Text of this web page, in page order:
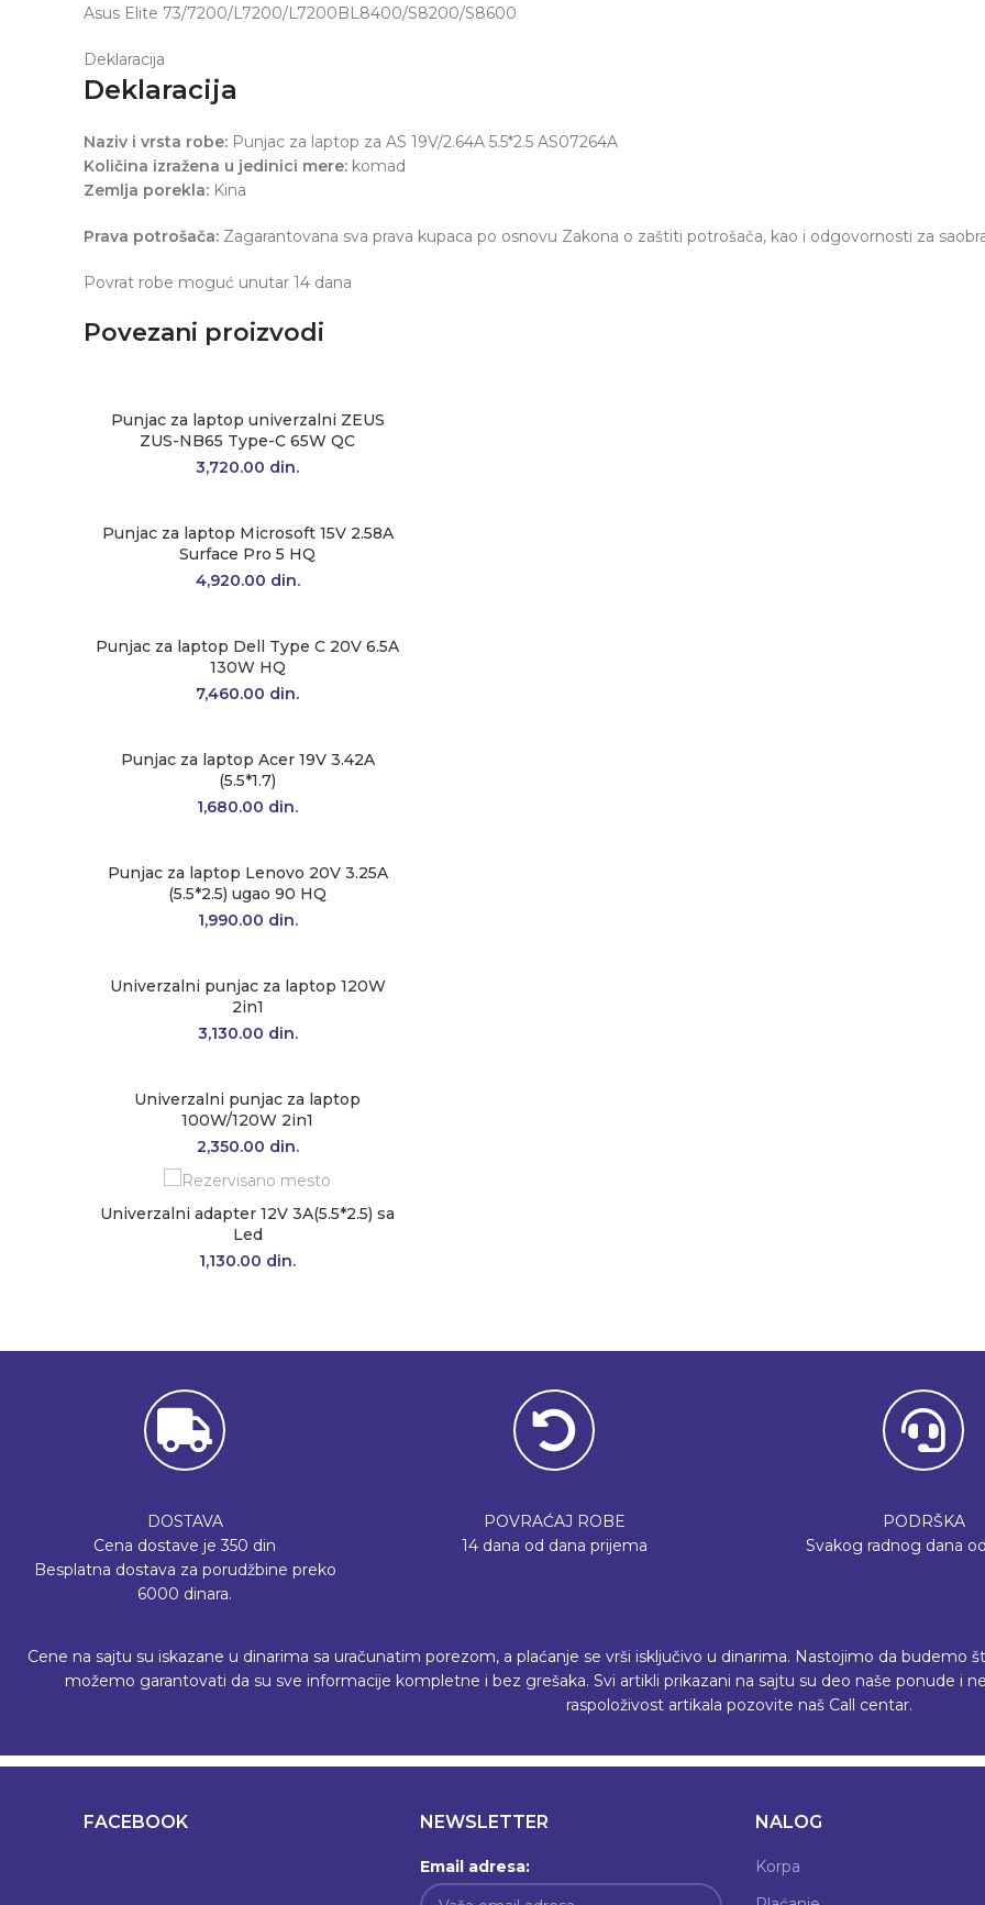
Asus Elite 73/7200/L7200/L7200BL8400/S8200/S8600
Deklaracija
Deklaracija
Naziv i vrsta robe: Punjac za laptop za AS 19V/2.64A 5.5*2.5 AS07264A
Količina izražena u jedinici mere: komad
Zemlja porekla: Kina
Prava potrošača: Zagarantovana sva prava kupaca po osnovu Zakona o zaštiti potrošača, kao i odgovornosti za
Povrat robe moguć unutar 14 dana
Povezani proizvodi
Punjac za laptop univerzalni ZEUS
ZUS-NB65 Type-C 65W QC
3,720.00 din.
Punjac za laptop Microsoft 15V 2.58A
Surface Pro 5 HQ
4,920.00 din.
Punjac za laptop Dell Type C 20V 6.5A
130W HQ
7,460.00 din.
Punjac za laptop Acer 19V 3.42A
(5.5*1.7)
1,680.00 din.
Punjac za laptop Lenovo 20V 3.25A
(5.5*2.5) ugao 90 HQ
1,990.00 din.
Univerzalni punjac za laptop 120W
2in1
3,130.00 din.
Univerzalni punjac za laptop
100W/120W 2in1
2,350.00 din.
Univerzalni adapter 12V 3A(5.5*2.5) sa
Led
1,130.00 din.
DOSTAVA
Cena dostave je 350 din
Besplatna dostava za porudžbine preko
6000 dinara.
POVRAĆAJ ROBE
14 dana od dana prijema
PODRŠKA
Svakog radnog dana
Cene na sajtu su iskazane u dinarima sa uračunatim porezom, a plaćanje se vrši isključivo u dinarima. Nastojimo da budemo
možemo garantovati da su sve informacije kompletne i bez grešaka. Svi artikli prikazani na sajtu su deo naše ponude i
raspoloživost artikala pozovite naš Call centar.
FACEBOOK NEWSLETTER
Email adresa:
NALOG
Korpa